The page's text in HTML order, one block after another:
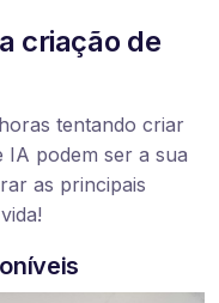
criação de
tentando criar
IA podem ser a sua
as principais